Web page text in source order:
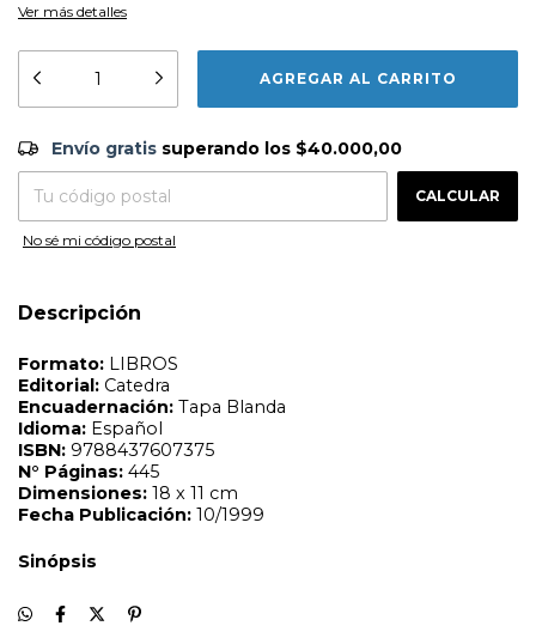
Ver más detalles
Envío gratis $40.000,00
Entregas para el CP: CAMBIAR CP
Envío gratis superando los $40.000,00
CALCULAR
No sé mi código postal
Descripción
Editorial:
Catedra
9788437607375
N°Páginas:445
Dimensiones:18 x 11 cm
Fecha Publicación:10/1999